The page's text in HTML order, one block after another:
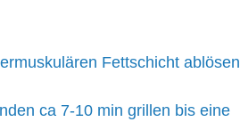
Fettschicht ablösen
ca 7-10 min grillen bis eine